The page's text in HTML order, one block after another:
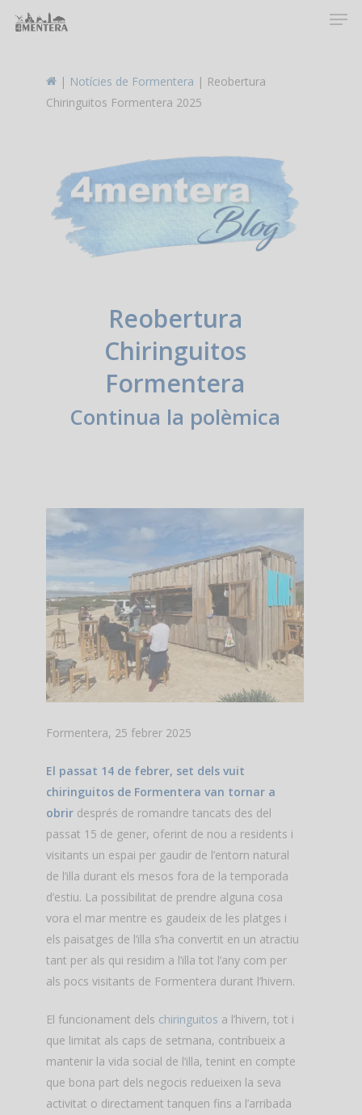
| Notícies de Formentera | Reobertura
Chiringuitos Formentera 2025
Reobertura
Chiringuitos
Formentera
Continua la polèmica
Formentera, 25 febrer 2025
El passat 14 de febrer, set dels vuit
chiringuitos de Formentera van tornar a
obrir després de romandre tancats des del
passat 15 de gener, oferint de nou a residents i
visitants un espai per gaudir de l’entorn natural
de l’illa durant els mesos fora de la temporada
d’estiu. La possibilitat de prendre alguna cosa
vora el mar mentre es gaudeix de les platges i
els paisatges de l’illa s’ha convertit en un atractiu
tant per als qui residim a l’illa tot l’any com per
als pocs visitants de Formentera durant l’hivern.
El funcionament dels chiringuitos a l’hivern, tot i
que limitat als caps de setmana, contribueix a
mantenir la vida social de l’illa, tenint en compte
que bona part dels negocis redueixen la seva
activitat o directament tanquen fins a l’arribada